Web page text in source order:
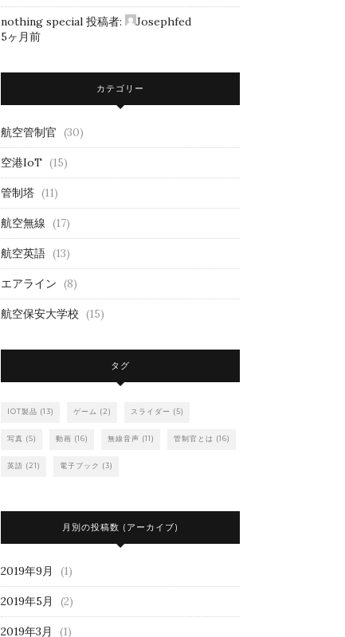
nothing special 投稿者:
Josephfed
5ヶ月前
カテゴリー
航空管制官 (30)
空港IoT (15)
管制塔 (11)
航空無線 (17)
航空英語 (13)
エアライン (8)
航空保安大学校 (15)
タグ
IOT製品 (13) ゲーム (2) スライダー (5)
写真 (5) 動画 (16) 無線音声 (11) 管制官とは (16)
英語 (21) 電子ブック (3)
月別の投稿数 (アーカイブ)
2019年9月 (1)
2019年5月 (2)
2019年3月 (1)